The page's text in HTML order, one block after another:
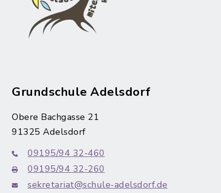
Grundschule Adelsdorf
Obere Bachgasse 21
91325 Adelsdorf
09195/94 32-460
09195/94 32-260
sekretariat@schule-adelsdorf.de